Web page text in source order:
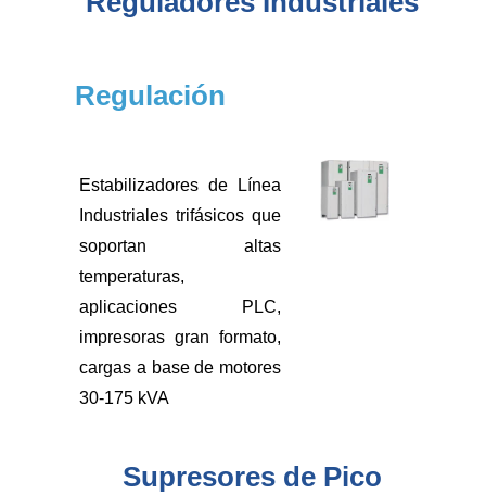
Regulación
Estabilizadores de Línea
Industriales trifásicos que
soportan altas
temperaturas,
aplicaciones PLC,
impresoras gran formato,
cargas a base de motores
30-175 kVA
Supresores de Pico